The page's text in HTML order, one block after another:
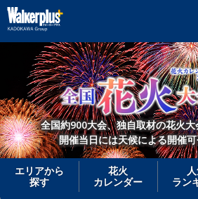
全国約900大会、独自取材の花火大
開催当日には天候による開催
エリアから
探す
花火
カレンダー
ラン